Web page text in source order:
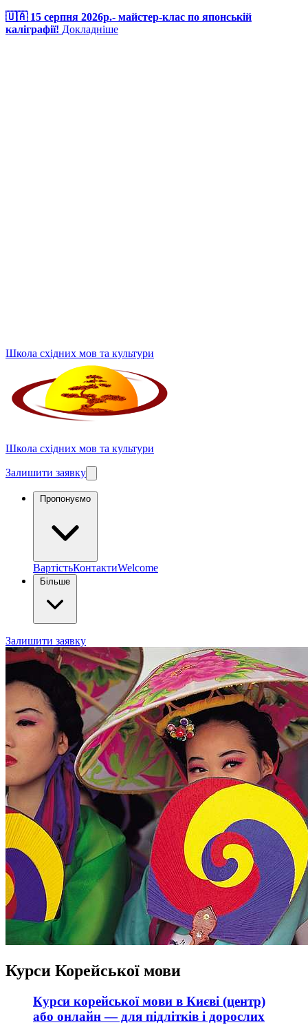
🇺🇦 15 серпня 2026р.- майстер-клас по японській
каліграфії! Докладніше
Школа східних мов та культури
Школа східних мов та культури
Залишити заявку
ВартістьКонтактиWelcome
Залишити заявку
Курси Корейської мови
Курси корейської мови в Києві (центр)
або онлайн — для підлітків і дорослих